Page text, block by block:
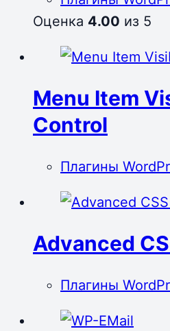
Оценка 4.00 из 5
Menu Item
Control
Плагины
Advanced
Плагины